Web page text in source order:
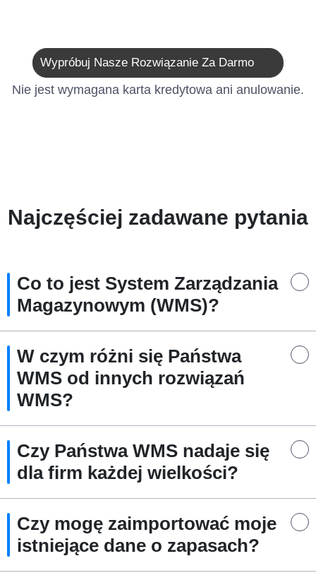
Wypróbuj Nasze Rozwiązanie Za Darmo
Nie jest wymagana karta kredytowa ani anulowanie.
Najczęściej zadawane pytania
Co to jest System Zarządzania
Magazynowym (WMS)?
W czym różni się Państwa
WMS od innych rozwiązań
WMS?
Czy Państwa WMS nadaje się
dla firm każdej wielkości?
Czy mogę zaimportować moje
istniejące dane o zapasach?